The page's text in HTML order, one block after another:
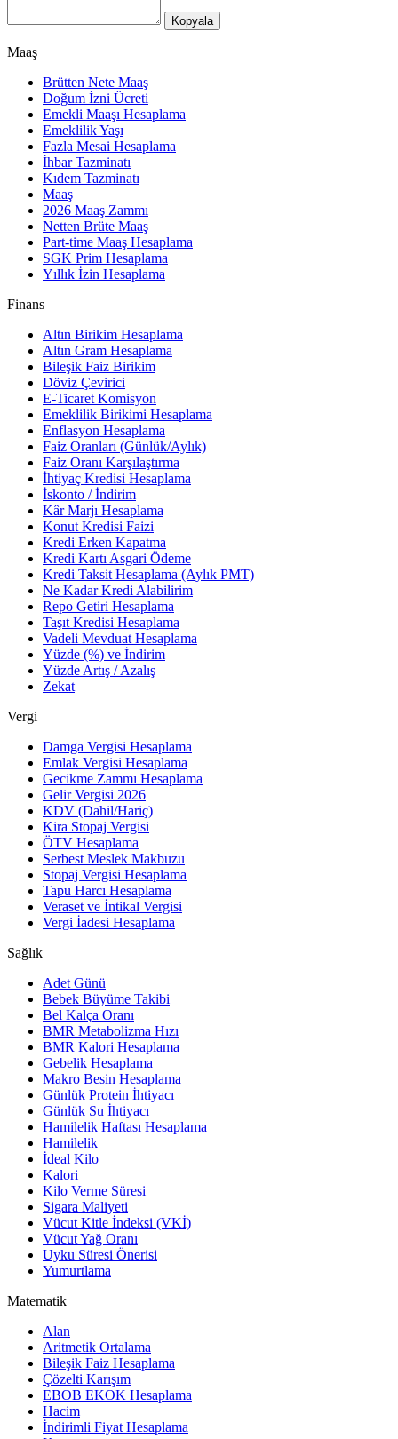
Kopyala
Maaş
Brütten Nete Maaş
Doğum İzni Ücreti
Emekli Maaşı Hesaplama
Emeklilik Yaşı
Fazla Mesai Hesaplama
İhbar Tazminatı
Kıdem Tazminatı
Maaş
2026 Maaş Zammı
Netten Brüte Maaş
Part-time Maaş Hesaplama
SGK Prim Hesaplama
Yıllık İzin Hesaplama
Finans
Altın Birikim Hesaplama
Altın Gram Hesaplama
Bileşik Faiz Birikim
Döviz Çevirici
E-Ticaret Komisyon
Emeklilik Birikimi Hesaplama
Enflasyon Hesaplama
Faiz Oranları (Günlük/Aylık)
Faiz Oranı Karşılaştırma
İhtiyaç Kredisi Hesaplama
İskonto / İndirim
Kâr Marjı Hesaplama
Konut Kredisi Faizi
Kredi Erken Kapatma
Kredi Kartı Asgari Ödeme
Kredi Taksit Hesaplama (Aylık PMT)
Ne Kadar Kredi Alabilirim
Repo Getiri Hesaplama
Taşıt Kredisi Hesaplama
Vadeli Mevduat Hesaplama
Yüzde (%) ve İndirim
Yüzde Artış / Azalış
Zekat
Vergi
Damga Vergisi Hesaplama
Emlak Vergisi Hesaplama
Gecikme Zammı Hesaplama
Gelir Vergisi 2026
KDV (Dahil/Hariç)
Kira Stopaj Vergisi
ÖTV Hesaplama
Serbest Meslek Makbuzu
Stopaj Vergisi Hesaplama
Tapu Harcı Hesaplama
Veraset ve İntikal Vergisi
Vergi İadesi Hesaplama
Sağlık
Adet Günü
Bebek Büyüme Takibi
Bel Kalça Oranı
BMR Metabolizma Hızı
BMR Kalori Hesaplama
Gebelik Hesaplama
Makro Besin Hesaplama
Günlük Protein İhtiyacı
Günlük Su İhtiyacı
Hamilelik Haftası Hesaplama
Hamilelik
İdeal Kilo
Kalori
Kilo Verme Süresi
Sigara Maliyeti
Vücut Kitle İndeksi (VKİ)
Vücut Yağ Oranı
Uyku Süresi Önerisi
Yumurtlama
Matematik
Alan
Aritmetik Ortalama
Bileşik Faiz Hesaplama
Çözelti Karışım
EBOB EKOK Hesaplama
Hacim
İndirimli Fiyat Hesaplama